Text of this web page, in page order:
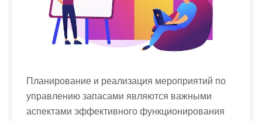
Планирование и реализация мероприятий по
управлению запасами являются важными
аспектами эффективного функционирования